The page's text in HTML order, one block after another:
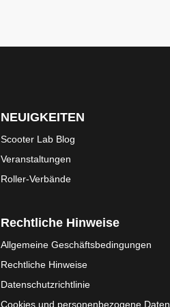
NEUIGKEITEN
Scooter Lab Blog
Veranstaltungen
Roller-Verbände
Rechtliche Hinweise
Allgemeine Geschäftsbedingungen
Rechtliche Hinweise
Datenschutzrichtlinie
Cookies und personenbezogene Daten